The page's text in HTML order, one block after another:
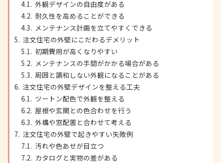
外観デザインの自由度がある
耐久性を高めることができる
メンテナンス計画を立てやすくできる
注文住宅の外壁にこだわるデメリット
初期費用が高くなりやすい
メンテナンスの手間がかかる場合がある
周囲と調和しない外観になることがある
注文住宅の外壁デザインを整える工夫
ツートン配色で外観を整える
屋根や玄関との色合わせを行う
外構や窓配置と合わせて考える
注文住宅の外壁で起きやすい失敗例
汚れや色あせが目立つ
カタログと実物の差がある